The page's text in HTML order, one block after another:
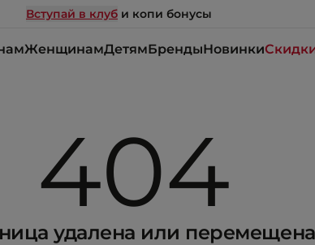
Вступай в клуб и копи бонусы
ЖенщинамДетямБрендыНовинки
404
удалена или перемещена